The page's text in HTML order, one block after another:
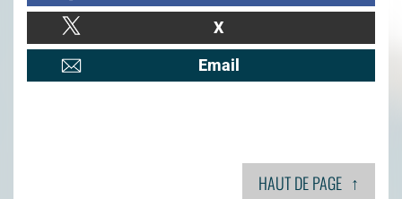
X
Email
HAUT DE PAGE ↑